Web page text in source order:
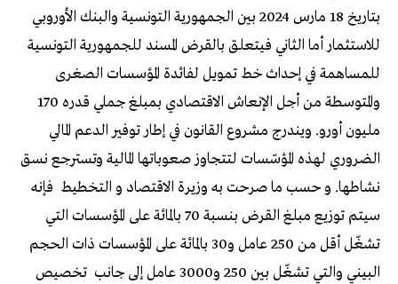
بتاريخ 18 مارس 2024 بين الجمهورية التونسية والبنك الأوروبي
للاستثمار أما الثاني فيتعلق بالقرض المسند للجمهورية التونسية
للمساهمة في إحداث خط تمويل لفائدة المؤسسات الصغرى
والمتوسطة من أجل الإنعاش الاقتصادي بمبلغ جملي قدره 170
مليون أورو. ويندرج مشروع القانون في إطار توفير الدعم المالي
الضروري لهذه المؤسّسات لتتجاوز صعوباتها المالية وتسترجع نسق
نشاطها. و حسب ما صرحت به وزيرة الاقتصاد و التخطيط فإنه
سيتم توزيع مبلغ القرض بنسبة 70 بالمائة على المؤسسات التي
تشغّل أقل من 250 عامل و30 بالمائة على المؤسسات ذات الحجم
البيني والتي تشغّل بين 250 و3000 عامل إلى جانب
تخصيص